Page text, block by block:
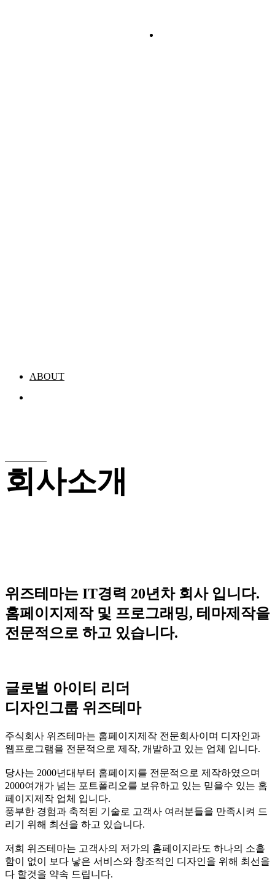
ABOUT
회사소개
위즈테마는 IT경력 20년차 회사 입니다.
홈페이지제작 및 프로그래밍, 테마제작을
전문적으로 하고 있습니다.
글로벌 아이티 리더
디자인그룹 위즈테마
주식회사 위즈테마는 홈페이지제작 전문회사이며 디자인과
웹프로그램을 전문적으로 제작, 개발하고 있는 업체 입니다.
당사는 2000년대부터 홈페이지를 전문적으로 제작하였으며
2000여개가 넘는 포트폴리오를 보유하고 있는 믿을수 있는 홈
페이지제작 업체 입니다.
풍부한 경험과 축적된 기술로 고객사 여러분들을 만족시켜 드
리기 위해 최선을 하고 있습니다.
저희 위즈테마는 고객사의 저가의 홈페이지라도 하나의 소흘
함이 없이 보다 낳은 서비스와 창조적인 디자인을 위해 최선을
다 할것을 약속 드립니다.